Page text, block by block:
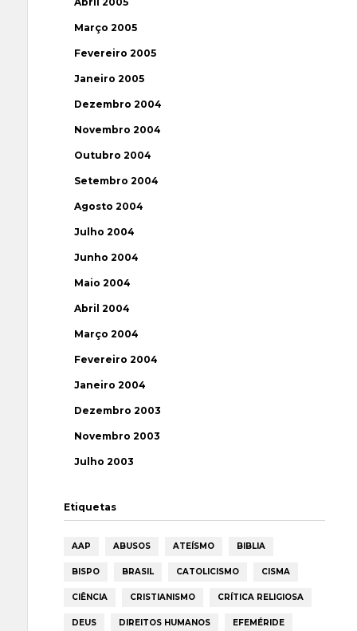
Março 2005
Fevereiro 2005
Janeiro 2005
Dezembro 2004
Novembro 2004
Outubro 2004
Setembro 2004
Agosto 2004
Julho 2004
Junho 2004
Maio 2004
Abril 2004
Março 2004
Fevereiro 2004
Janeiro 2004
Dezembro 2003
Novembro 2003
Julho 2003
Etiquetas
AAP ABUSOS ATEÍSMO BIBLIA
BISPO BRASIL CATOLICISMO CISMA
CIÊNCIA CRISTIANISMO CRÍTICA RELIGIOSA
DEUS DIREITOS HUMANOS EFEMÉRIDE